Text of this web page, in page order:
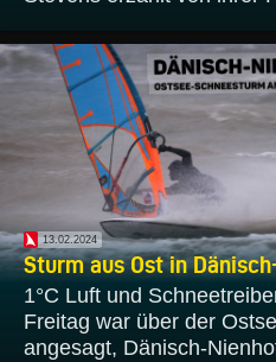
13.02.2024
Sturm aus Ost in
1°C Luft und
Freitag war über der
angesagt, Dänisch-